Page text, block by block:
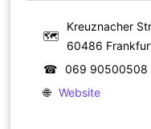
🗺
Kreuznacher
60486
☎
069 90500508
🌐 Website